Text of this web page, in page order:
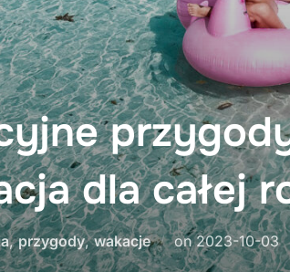
dla całej
,przygody,wakacje onPosted
on
2023-10-03